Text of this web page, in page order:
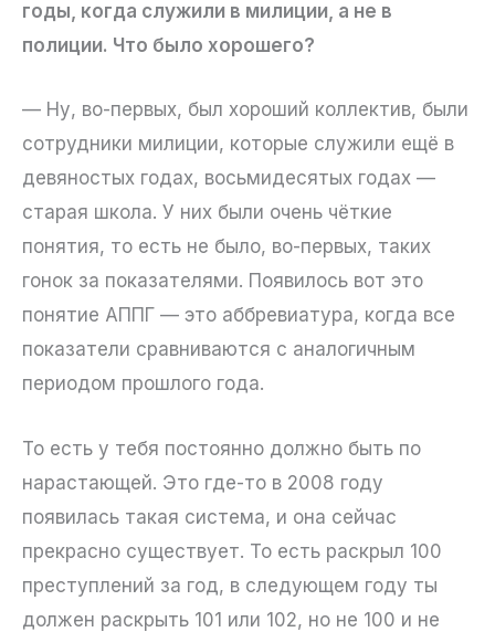
годы, когда служили в милиции, а не в
полиции. Что было хорошего?
— Ну, во-первых, был хороший коллектив, были
сотрудники милиции, которые служили ещё в
девяностых годах, восьмидесятых годах —
старая школа. У них были очень чёткие
понятия, то есть не было, во-первых, таких
гонок за показателями. Появилось вот это
понятие АППГ — это аббревиатура, когда все
показатели сравниваются с аналогичным
периодом прошлого года.
То есть у тебя постоянно должно быть по
нарастающей. Это где-то в 2008 году
появилась такая система, и она сейчас
прекрасно существует. То есть раскрыл 100
преступлений за год, в следующем году ты
должен раскрыть 101 или 102, но не 100 и не